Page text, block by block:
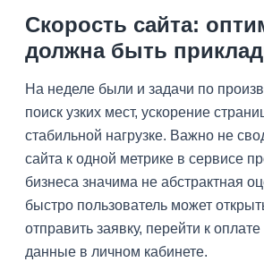
Скорость сайта:
должна быть
На неделе были и задачи по
поиск узких мест, ускорение
стабильной нагрузке. Важно не
сайта к одной метрике в сервисе
бизнеса значима не абстрактная
быстро пользователь может
отправить заявку, перейти к
данные в личном кабинете.